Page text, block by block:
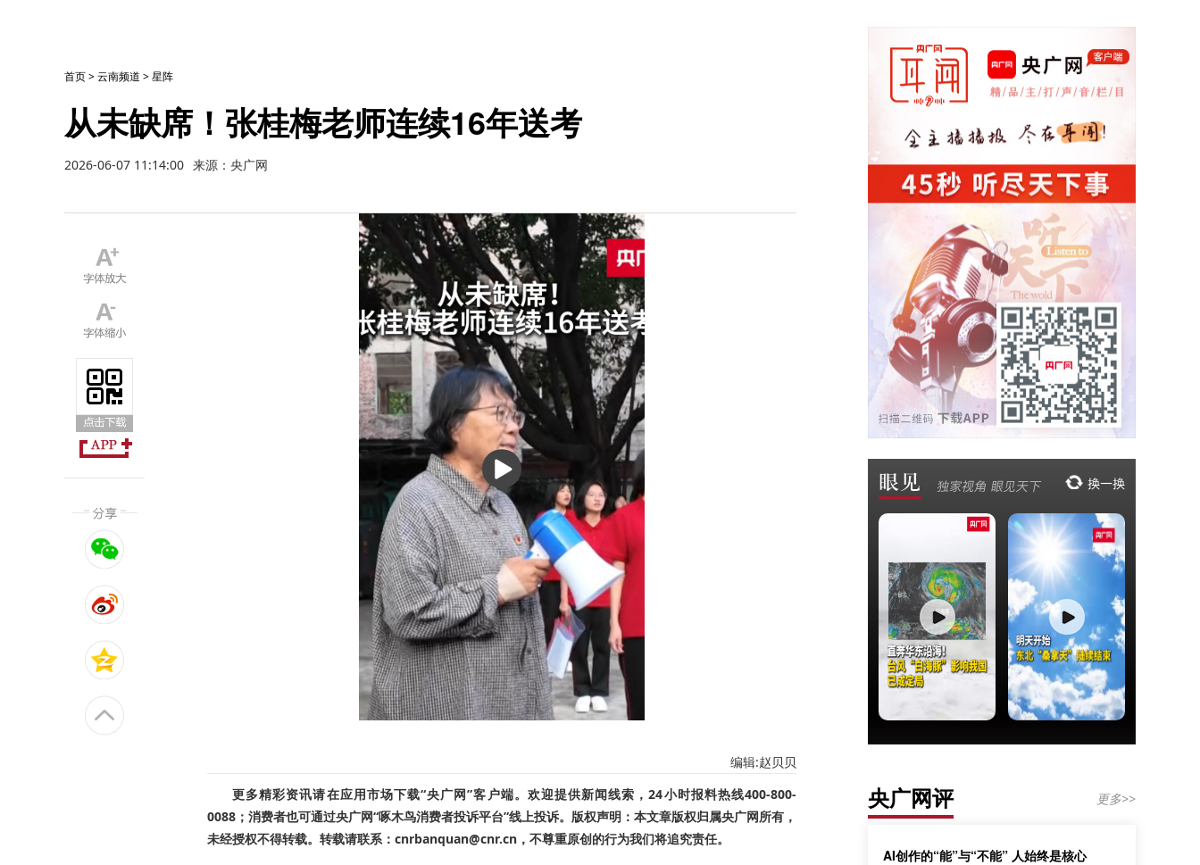
首页>云南频道 >星阵
从未缺席！张桂梅老师连续16年送考
2026-06-07 11:14:00 来源：央广网
播
放
编辑:赵贝贝
更多精彩资讯请在应用市场下载“央广网”客户端。欢迎提供新闻线索，24小时报料热线400-800-
0088；消费者也可通过央广网“啄木鸟消费者投诉平台”线上投诉。版权声明：本文章版权归属央广网所有，
未经授权不得转载。转载请联系：cnrbanquan@cnr.cn，不尊重原创的行为我们将追究责任。
央广网评 更多>>
AI创作的“能”与“不能” 人始终是核心